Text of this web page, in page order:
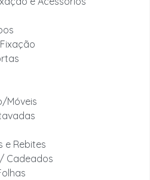
Móveis
e Rebites
Cadeados